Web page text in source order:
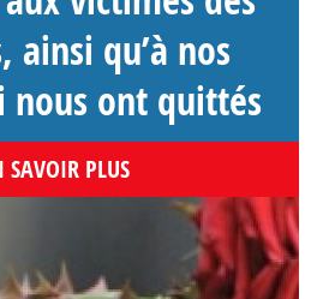
ainsi qu’à nos
nous ont quittés
SAVOIR PLUS